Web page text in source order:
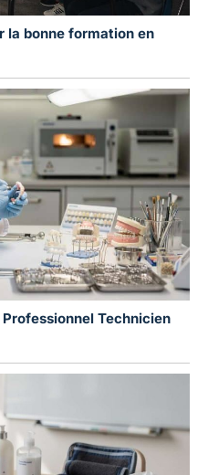
la bonne formation en
Technicien